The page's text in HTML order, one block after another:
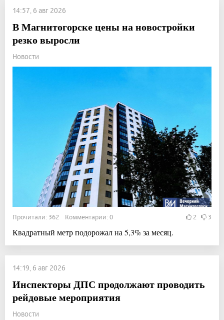
14:57, 6 авг 2026
В Магнитогорске цены на новостройки
резко выросли
Новости
Прочитали: 362 Комментарии: 0 2 3
Квадратный метр подорожал на 5,3% за месяц.
14:19, 6 авг 2026
Инспекторы ДПС продолжают проводить
рейдовые мероприятия
Новости